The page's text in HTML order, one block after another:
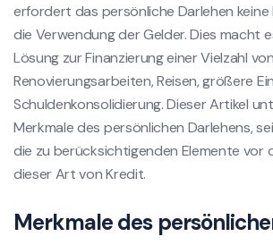
erfordert das persönliche Darlehen
die Verwendung der Gelder. Dies macht
Lösung zur Finanzierung einer Vielzahl
Renovierungsarbeiten, Reisen, größere
Schuldenkonsolidierung. Dieser Artikel
Merkmale des persönlichen Darlehens,
die zu berücksichtigenden Elemente vor
dieser Art von Kredit.
Merkmale des